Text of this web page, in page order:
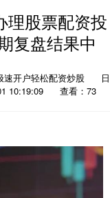
理股票配资投
复盘结果中
速开户轻松配资炒股
日
10:19:09
查看：73